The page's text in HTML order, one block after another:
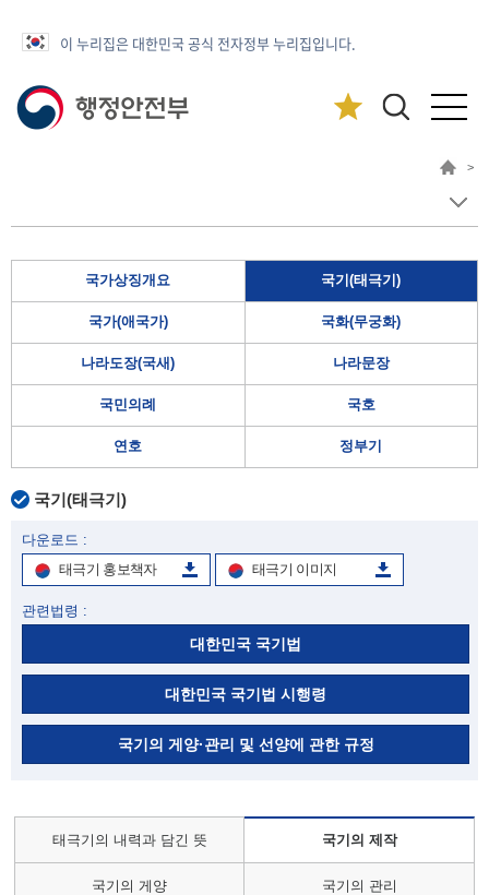
이 누리집은 대한민국 공식 전자정부 누리집입니다.
>
국가상징개요 국기(태극기)
국가(애국가) 국화(무궁화)
나라도장(국새) 나라문장
국민의례 국호
연호 정부기
국기(태극기)
다운로드 :
태극기 홍보책자
태극기 이미지
관련법령 :
대한민국 국기법
대한민국 국기법 시행령
국기의 게양·관리 및 선양에 관한 규정
태극기의 내력과 담긴 뜻 국기의 제작
국기의 게양 국기의 관리